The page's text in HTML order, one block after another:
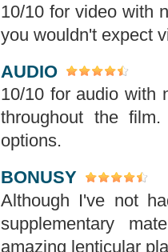
10/10 for video with
you wouldn't expect
AUDIO
10/10 for audio with
throughout the
options.
BONUSY
Although I've not
supplementary
amazing lenticular